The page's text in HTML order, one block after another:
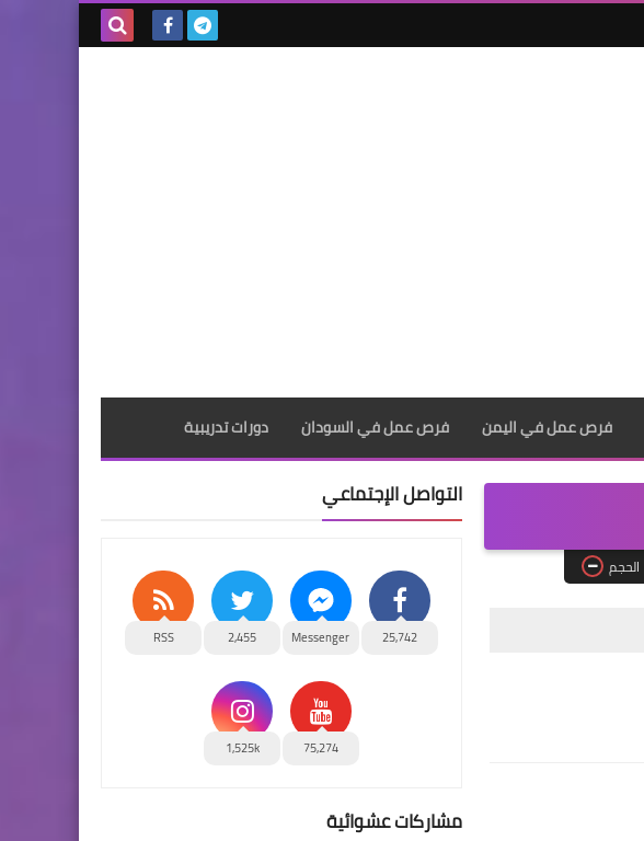
فرص عمل في اليمن فرص عمل في السودان دورات تدريبية
الحجم
التواصل الإجتماعي
25,742
Messenger
2,455
RSS
75,274
1,525k
مشاركات عشوائية